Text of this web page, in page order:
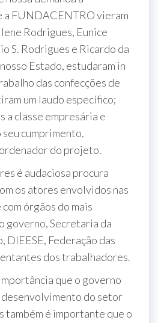
a FUNDACENTRO vieram
Rodrigues, Eunice
S. Rodrigues e Ricardo da
Estado, estudaram in
das confecções de
um laudo específico;
a classe empresária e
seu cumprimento.
do projeto.
é audaciosa procura
os atores envolvidos nas
órgãos do mais
governo, Secretaria da
DIEESE, Federação das
dos trabalhadores.
que o governo
do setor
também é importante que o